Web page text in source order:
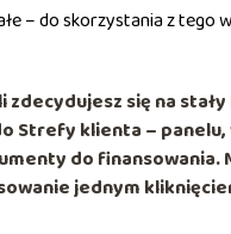
– do skorzystania z tego
się na
Strefy klienta –
do
jednym